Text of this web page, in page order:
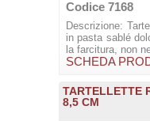
Codice 7168
Descrizione:
in pasta sablé
la farcitura, non
SCHEDA
TARTELLETTE
8,5 CM